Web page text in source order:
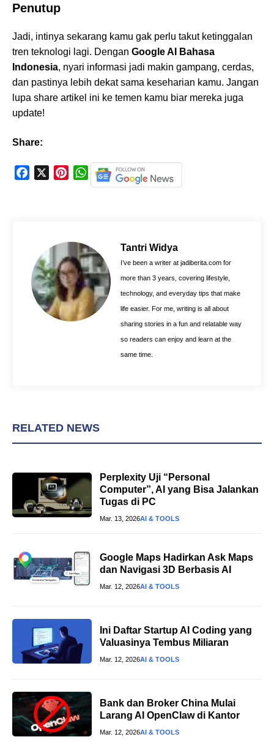
Penutup
Jadi, intinya sekarang kamu gak perlu takut ketinggalan
tren teknologi lagi. Dengan Google AI Bahasa
Indonesia, nyari informasi jadi makin gampang, cerdas,
dan pastinya lebih dekat sama keseharian kamu. Jangan
lupa share artikel ini ke temen kamu biar mereka juga
update!
Share:
k
e
s
t
W
h
A
p
p
Tantri Widya
I’ve been a writer at jadiberita.com for
more than 3 years, covering lifestyle,
technology, and everyday tips that make
life easier. For me, writing is all about
sharing stories in a fun and relatable way
so readers can enjoy and learn at the
same time.
RELATED NEWS
Perplexity Uji “Personal
Computer”, AI yang Bisa Jalankan
Tugas di PC
Mar. 13, 2026AI & TOOLS
Google Maps Hadirkan Ask Maps
dan Navigasi 3D Berbasis AI
Mar. 12, 2026AI & TOOLS
Ini Daftar Startup AI Coding yang
Valuasinya Tembus Miliaran
Mar. 12, 2026AI & TOOLS
Bank dan Broker China Mulai
Larang AI OpenClaw di Kantor
Mar. 12, 2026AI & TOOLS